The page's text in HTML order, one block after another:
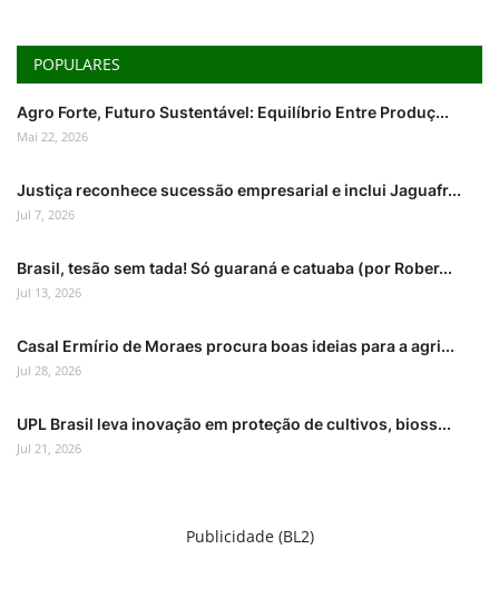
POPULARES
Agro Forte, Futuro Sustentável: Equilíbrio Entre Produç...
Mai 22, 2026
Justiça reconhece sucessão empresarial e inclui Jaguafr...
Jul 7, 2026
Brasil, tesão sem tada! Só guaraná e catuaba (por Rober...
Jul 13, 2026
Casal Ermírio de Moraes procura boas ideias para a agri...
Jul 28, 2026
UPL Brasil leva inovação em proteção de cultivos, bioss...
Jul 21, 2026
Publicidade (BL2)